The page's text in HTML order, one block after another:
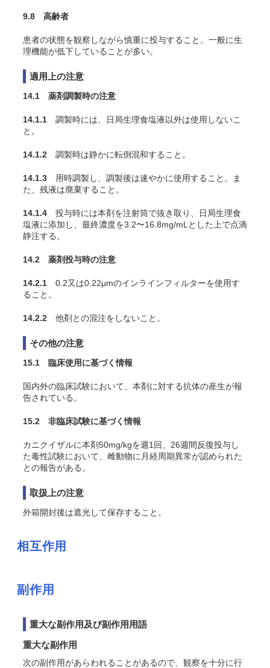
9.8 高齢者
患者の状態を観察しながら慎重に投与すること。一般に生
理機能が低下していることが多い。
適用上の注意
14.1 薬剤調製時の注意
14.1.1 調製時には、日局生理食塩液以外は使用しないこ
と。
14.1.2 調製時は静かに転倒混和すること。
14.1.3 用時調製し、調製後は速やかに使用すること。ま
た、残液は廃棄すること。
14.1.4 投与時には本剤を注射筒で抜き取り、日局生理食
塩液に添加し、最終濃度を3.2〜16.8mg/mLとした上で点滴
静注する。
14.2 薬剤投与時の注意
14.2.1 0.2又は0.22μmのインラインフィルターを使用す
ること。
14.2.2 他剤との混注をしないこと。
その他の注意
15.1 臨床使用に基づく情報
国内外の臨床試験において、本剤に対する抗体の産生が報
告されている。
15.2 非臨床試験に基づく情報
カニクイザルに本剤50mg/kgを週1回、26週間反復投与し
た毒性試験において、雌動物に月経周期異常が認められた
との報告がある。
取扱上の注意
外箱開封後は遮光して保存すること。
相互作用
副作用
重大な副作用及び副作用用語
重大な副作用
次の副作用があらわれることがあるので、観察を十分に行